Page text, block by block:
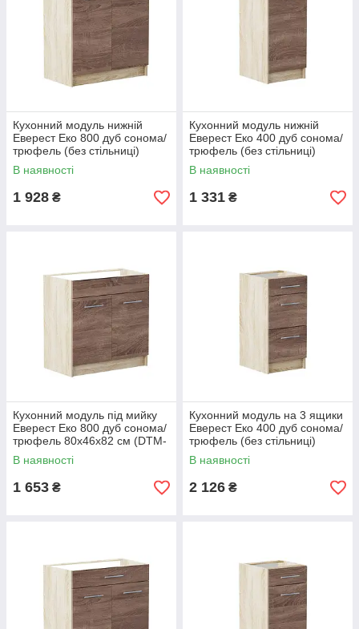
Кухонний модуль нижній
Еверест Еко 800 дуб сонома/
трюфель (без стільниці)
80х46х82 см (DTM-2834)
В наявності
1 928 ₴
Кухонний модуль нижній
Еверест Еко 400 дуб сонома/
трюфель (без стільниці)
40х46х82 см (DTM-2780)
В наявності
1 331 ₴
Кухонний модуль під мийку
Еверест Еко 800 дуб сонома/
трюфель 80х46х82 см (DTM-
2837)
В наявності
1 653 ₴
Кухонний модуль на 3 ящики
Еверест Еко 400 дуб сонома/
трюфель (без стільниці)
40х46х82 см (DTM-2783)
В наявності
2 126 ₴